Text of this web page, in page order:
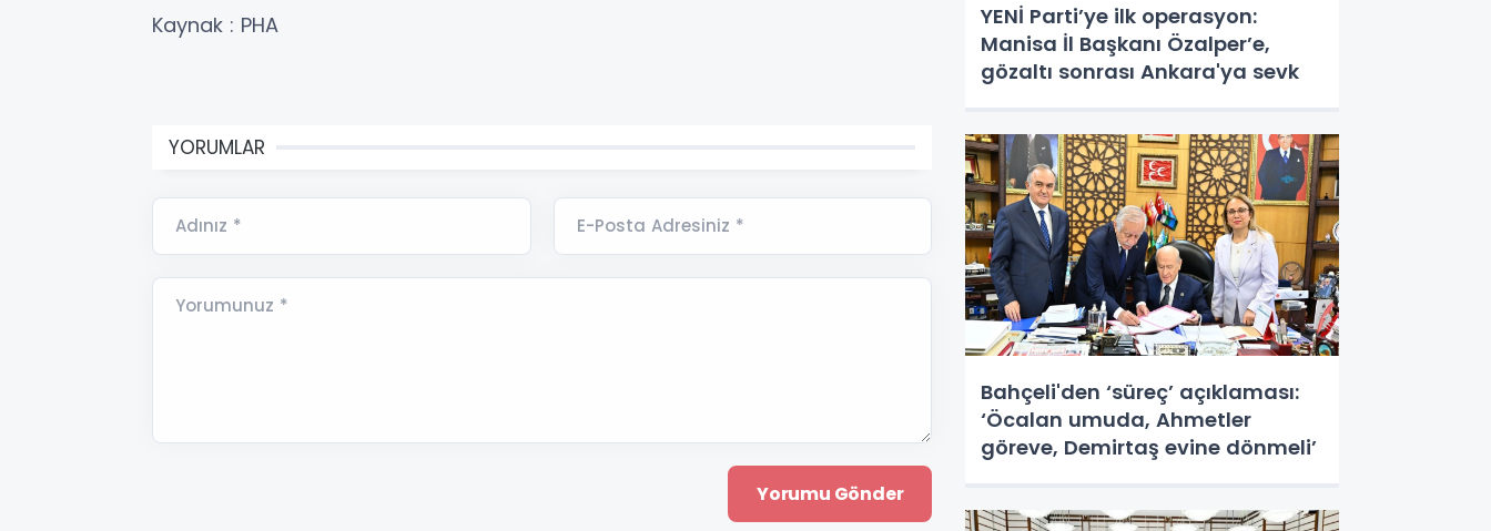
Kaynak : PHA
YORUMLAR
Adınız * E-Posta Adresiniz *
Yorumunuz *
YENİ Parti’ye ilk operasyon:
Manisa İl Başkanı Özalper’e,
gözaltı sonrası Ankara'ya sevk
Bahçeli'den ‘süreç’ açıklaması:
‘Öcalan umuda, Ahmetler
göreve, Demirtaş evine dönmeli’